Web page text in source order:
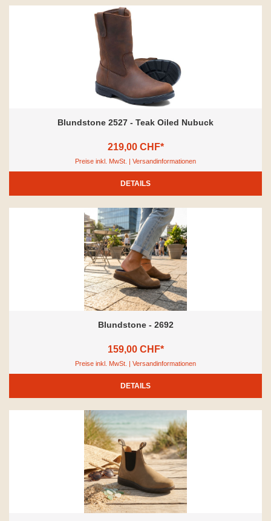
Blundstone 2527 - Teak Oiled Nubuck
219,00 CHF*
Preise inkl. MwSt. | Versandinformationen
DETAILS
Blundstone - 2692
159,00 CHF*
Preise inkl. MwSt. | Versandinformationen
DETAILS